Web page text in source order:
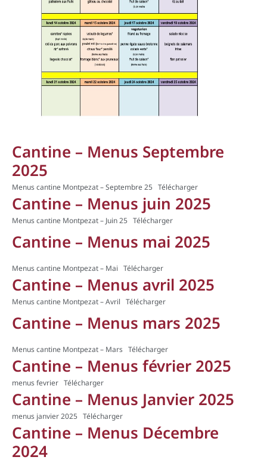
Cantine – Menus Septembre
2025
Menus cantine Montpezat – Septembre 25 Télécharger
Cantine – Menus juin 2025
Menus cantine Montpezat – Juin 25 Télécharger
Cantine – Menus mai 2025
Menus cantine Montpezat – Mai Télécharger
Cantine – Menus avril 2025
Menus cantine Montpezat – Avril Télécharger
Cantine – Menus mars 2025
Menus cantine Montpezat – Mars Télécharger
Cantine – Menus février 2025
menus fevrier Télécharger
Cantine – Menus Janvier 2025
menus janvier 2025 Télécharger
Cantine – Menus Décembre
2024